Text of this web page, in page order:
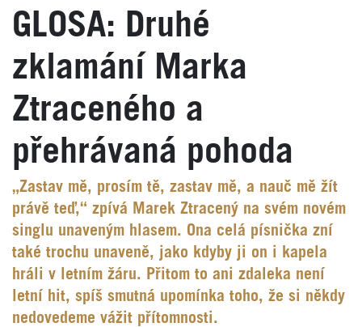
GLOSA: Druhé
zklamání Marka
Ztraceného a
přehrávaná pohoda
„Zastav mě, prosím tě, zastav mě, a nauč mě žít
právě teď,“ zpívá Marek Ztracený na svém novém
singlu unaveným hlasem. Ona celá písnička zní
také trochu unaveně, jako kdyby ji on i kapela
hráli v letním žáru. Přitom to ani zdaleka není
letní hit, spíš smutná upomínka toho, že si někdy
nedovedeme vážit přítomnosti.